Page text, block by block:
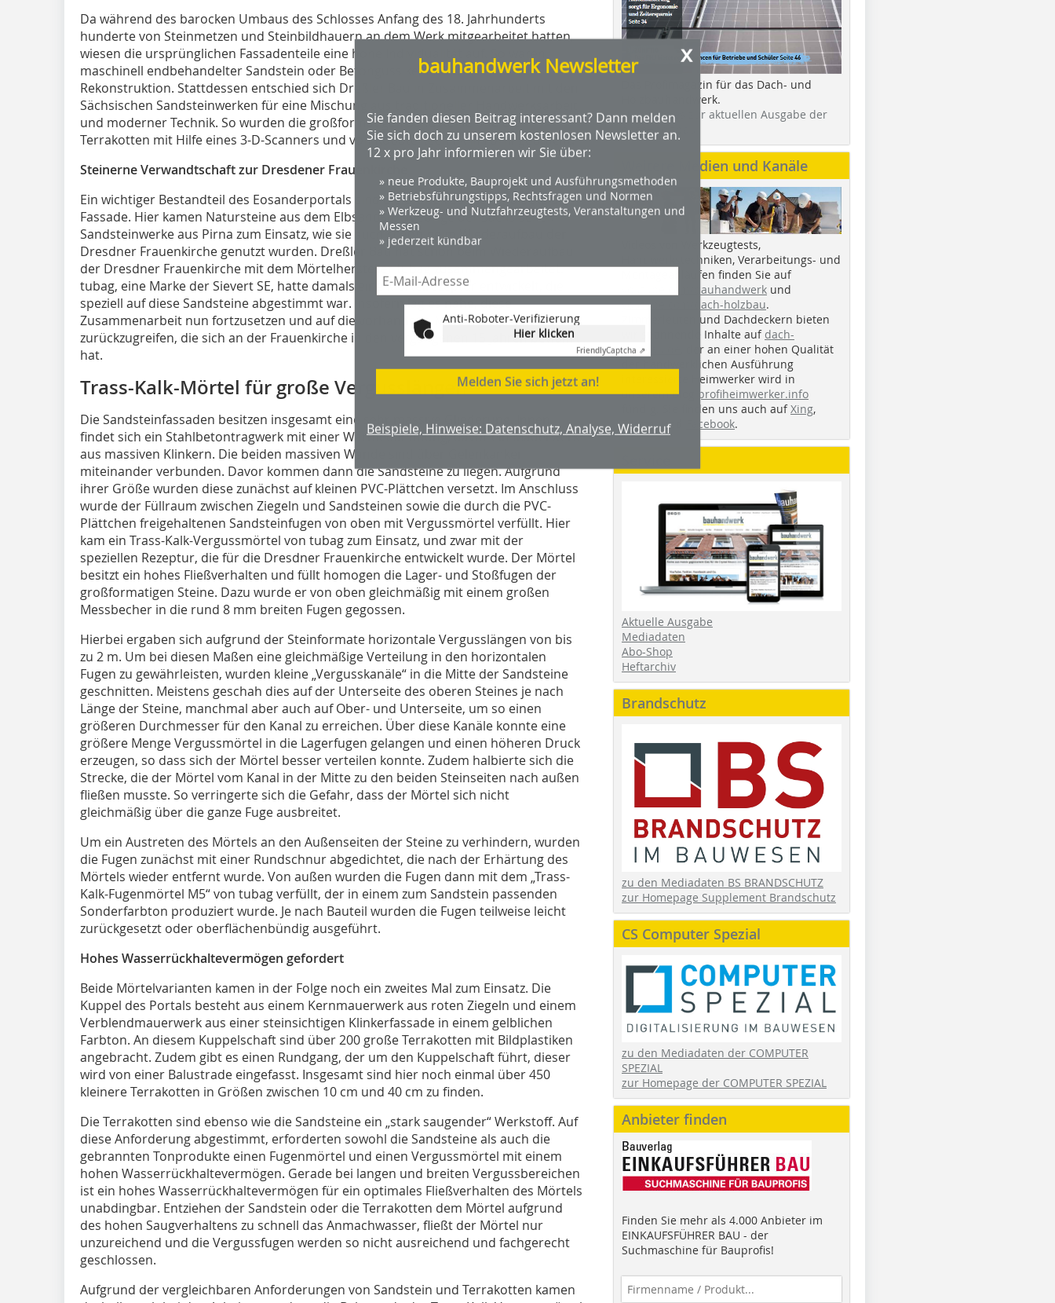
Da während des barocken Umbaus des Schlosses Anfang des 18. Jahrhunderts
hunderte von Steinmetzen und Steinbildhauern an dem Werk mitgearbeitet hatten,
wiesen die ursprünglichen Fassadenteile eine hohe Individualität auf. So waren
maschinell endbehandelter Sandstein oder Betonguss keine Optionen für die
Rekonstruktion. Stattdessen entschied sich Dreßler Bau in Zusammenarbeit mit den
Sächsischen Sandsteinwerken für eine Mischung aus traditioneller Handwerksarbeit
und moderner Technik. So wurden die großformatigen Sandsteine und die
Terrakotten mit Hilfe eines 3-D-Scanners und von Robotertechnik in Form gebracht.
Steinerne Verwandtschaft zur Dresdener Frauenkirche
Ein wichtiger Bestandteil des Eosanderportals sind die großen Sandsteinblöcke der
Fassade. Hier kamen Natursteine aus dem Elbsandsteingebirge der Sächsischen
Sandsteinwerke aus Pirna zum Einsatz, wie sie auch schon beim Wiederaufbau der
Dresdner Frauenkirche genutzt wurden. Dreßler Bau hat schon beim Wiederaufbau
der Dresdner Frauenkirche mit dem Mörtelhersteller tubag zusammengearbeitet.
tubag, eine Marke der Sievert SE, hatte damals eine Mörtelrezeptur entwickelt, die
speziell auf diese Sandsteine abgestimmt war. Insofern lag es nahe, diese
Zusammenarbeit nun fortzusetzen und auf die vorhandene Mörtelrezeptur
zurückzugreifen, die sich an der Frauenkirche in den vergangenen 15 Jahren bewährt
hat.
Trass-Kalk-Mörtel für große Vergusslängen
Die Sandsteinfassaden besitzen insgesamt eine sehr massive Gliederung. Innen
findet sich ein Stahlbetontragwerk mit einer Wärmedämmung, davor ein Mauerwerk
aus massiven Klinkern. Die beiden massiven Wände sind über Gelenkanker
miteinander verbunden. Davor kommen dann die Sandsteine zu liegen. Aufgrund
ihrer Größe wurden diese zunächst auf kleinen PVC-Plättchen versetzt. Im Anschluss
wurde der Füllraum zwischen Ziegeln und Sandsteinen sowie die durch die PVC-
Plättchen freigehaltenen Sandsteinfugen von oben mit Vergussmörtel verfüllt. Hier
kam ein Trass-Kalk-Vergussmörtel von tubag zum Einsatz, und zwar mit der
speziellen Rezeptur, die für die Dresdner Frauenkirche entwickelt wurde. Der Mörtel
besitzt ein hohes Fließverhalten und füllt homogen die Lager- und Stoßfugen der
großformatigen Steine. Dazu wurde er von oben gleichmäßig mit einem großen
Messbecher in die rund 8 mm breiten Fugen gegossen.
Hierbei ergaben sich aufgrund der Steinformate horizontale Vergusslängen von bis
zu 2 m. Um bei diesen Maßen eine gleichmäßige Verteilung in den horizontalen
Fugen zu gewährleisten, wurden kleine „Vergusskanäle“ in die Mitte der Sandsteine
geschnitten. Meistens geschah dies auf der Unterseite des oberen Steines je nach
Länge der Steine, manchmal aber auch auf Ober- und Unterseite, um so einen
größeren Durchmesser für den Kanal zu erreichen. Über diese Kanäle konnte eine
größere Menge Vergussmörtel in die Lagerfugen gelangen und einen höheren Druck
erzeugen, so dass sich der Mörtel besser verteilen konnte. Zudem halbierte sich die
Strecke, die der Mörtel vom Kanal in der Mitte zu den beiden Steinseiten nach außen
fließen musste. So verringerte sich die Gefahr, dass der Mörtel sich nicht
gleichmäßig über die ganze Fuge ausbreitet.
Um ein Austreten des Mörtels an den Außenseiten der Steine zu verhindern, wurden
die Fugen zunächst mit einer Rundschnur abgedichtet, die nach der Erhärtung des
Mörtels wieder entfernt wurde. Von außen wurden die Fugen dann mit dem „Trass-
Kalk-Fugenmörtel M5“ von tubag verfüllt, der in einem zum Sandstein passenden
Sonderfarbton produziert wurde. Je nach Bauteil wurden die Fugen teilweise leicht
zurückgesetzt oder oberflächenbündig ausgeführt.
Hohes Wasserrückhaltevermögen gefordert
Beide Mörtelvarianten kamen in der Folge noch ein zweites Mal zum Einsatz. Die
Kuppel des Portals besteht aus einem Kernmauerwerk aus roten Ziegeln und einem
Verblendmauerwerk aus einer steinsichtigen Klinkerfassade in einem gelblichen
Farbton. An diesem Kuppelschaft sind über 200 große Terrakotten mit Bildplastiken
angebracht. Zudem gibt es einen Rundgang, der um den Kuppelschaft führt, dieser
wird von einer Balustrade eingefasst. Insgesamt sind hier noch einmal über 450
kleinere Terrakotten in Größen zwischen 10 cm und 40 cm zu finden.
Die Terrakotten sind ebenso wie die Sandsteine ein „stark saugender“ Werkstoff. Auf
diese Anforderung abgestimmt, erforderten sowohl die Sandsteine als auch die
gebrannten Tonprodukte einen Fugenmörtel und einen Vergussmörtel mit einem
hohen Wasserrückhaltevermögen. Gerade bei langen und breiten Vergussbereichen
ist ein hohes Wasserrückhaltevermögen für ein optimales Fließverhalten des Mörtels
unabdingbar. Entziehen der Sandstein oder die Terrakotten dem Mörtel aufgrund
des hohen Saugverhaltens zu schnell das Anmachwasser, fließt der Mörtel nur
unzureichend und die Vergussfugen werden so nicht ausreichend und fachgerecht
geschlossen.
Aufgrund der vergleichbaren Anforderungen von Sandstein und Terrakotten kamen
x
bauhandwerk Newsletter
Sie fanden diesen Beitrag interessant? Dann melden
Sie sich doch zu unserem kostenlosen Newsletter an.
12 x pro Jahr informieren wir Sie über:
» neue Produkte, Bauprojekt und Ausführungsmethoden
» Betriebsführungstipps, Rechtsfragen und Normen
» Werkzeug- und Nutzfahrzeugtests, Veranstaltungen und
Messen
» jederzeit kündbar
Anti-Roboter-Verifizierung
Hier klicken
Friendly Captcha ⇗
Melden Sie sich jetzt an!
Beispiele, Hinweise: Datenschutz, Analyse, Widerruf
Das Profimagazin für das Dach- und
Holzbauhandwerk.
Hier geht es zur aktuellen Ausgabe der
dach+holzbau.
Weitere Medien und Kanäle
Videos von Werkzeugtests,
Handwerkstechniken, Verarbeitungs- und
Montageabläufen finden Sie auf
youtube.com/bauhandwerk und
youtube.com/dach-holzbau.
Zimmerleuten und Dachdeckern bieten
wir spannende Inhalte auf dach-
holzbau.de
, der an einer hohen Qualität
der handwerklichen Ausführung
interessierte Heimwerker wird in
unserem Blog
profiheimwerker.info
fündig. Sie finden uns auch aufXing,
Twitterund Facebook.
Aktuelle Ausgabe
Mediadaten
Abo-Shop
Heftarchiv
Brandschutz
zu den Mediadaten BS BRANDSCHUTZ
zur Homepage Supplement Brandschutz
CS Computer Spezial
zu den Mediadaten der COMPUTER
SPEZIAL
zur Homepage der COMPUTER SPEZIAL
Anbieter finden
Finden Sie mehr als 4.000 Anbieter im
EINKAUFSFÜHRER BAU - der
Suchmaschine für Bauprofis!